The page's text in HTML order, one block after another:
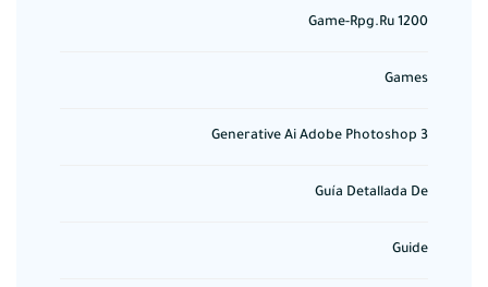
Game-Rpg.ru 1200
Games
Generative Ai Adobe Photoshop 3
Guía Detallada De
Guide